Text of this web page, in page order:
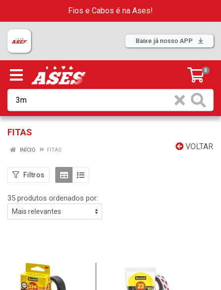
Fios e Cabos é na Ases!
Baixe já nosso APP
0
FITAS
VOLTAR
INÍCIO FITAS
Filtros
35 produtos ordenados por: